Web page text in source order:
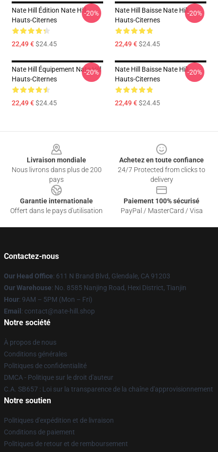
Nate Hill Édition Nate Hill
Hauts-Citernes
22,49 €$24.45
-20%
Nate Hill Baisse Nate Hill
Hauts-Citernes
22,49 €$24.45
-20%
Nate Hill Équipement Nate Hill
Hauts-Citernes
22,49 €$24.45
-20%
Nate Hill Baisse Nate Hill
Hauts-Citernes
22,49 €$24.45
-20%
Livraison mondiale
Nous livrons dans plus de 200
pays
Achetez en toute confiance
24/7 Protected from clicks to
delivery
Garantie internationale
Offert dans le pays d'utilisation
Paiement 100% sécurisé
PayPal / MasterCard / Visa
Contactez-nous
Our Head Office: 611 N Brand Blvd, Glendale, CA 91203
Our Warehouse: No. 8585 Nanjing Road, Hexi District, Tianjin
Hour: 9AM – 5PM (Mon – Fri)
Email : contact@nate-hill.shop
Notre société
À propos de nous
Conditions générales
Politiques de confidentialité
DMCA - Politique sur le droit d'auteur
C.A. SB657 : Loi sur la transparence de la chaîne d'approvisionnement
Notre soutien
Politiques d'expédition et de livraison
Conditions de paiement
Politiques de retour et de remboursement